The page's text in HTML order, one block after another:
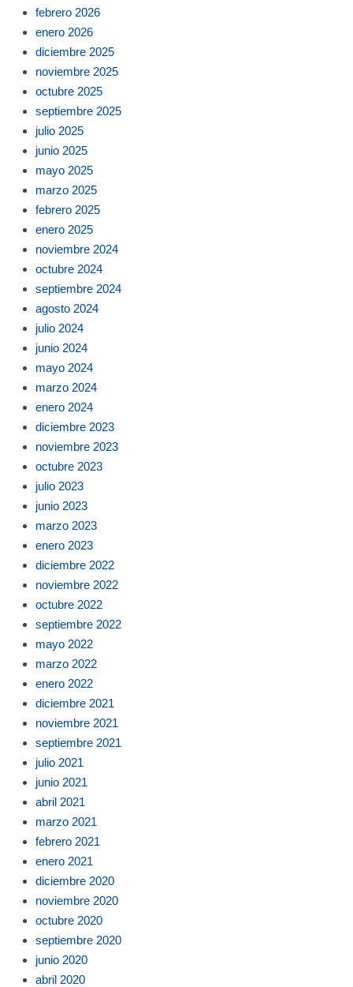
febrero 2026
enero 2026
diciembre 2025
noviembre 2025
octubre 2025
septiembre 2025
julio 2025
junio 2025
mayo 2025
marzo 2025
febrero 2025
enero 2025
noviembre 2024
octubre 2024
septiembre 2024
agosto 2024
julio 2024
junio 2024
mayo 2024
marzo 2024
enero 2024
diciembre 2023
noviembre 2023
octubre 2023
julio 2023
junio 2023
marzo 2023
enero 2023
diciembre 2022
noviembre 2022
octubre 2022
septiembre 2022
mayo 2022
marzo 2022
enero 2022
diciembre 2021
noviembre 2021
septiembre 2021
julio 2021
junio 2021
abril 2021
marzo 2021
febrero 2021
enero 2021
diciembre 2020
noviembre 2020
octubre 2020
septiembre 2020
junio 2020
abril 2020